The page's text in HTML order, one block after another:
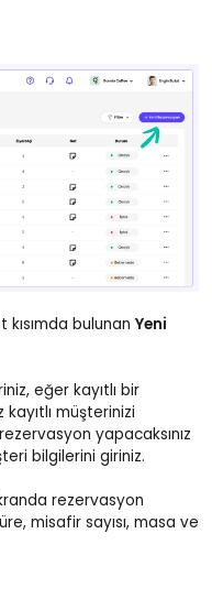
bulunan Yeni
eğer kayıtlı bir
müşterinizi
yapacaksınız
bilgilerini giriniz.
rezervasyon
misafir sayısı, masa ve